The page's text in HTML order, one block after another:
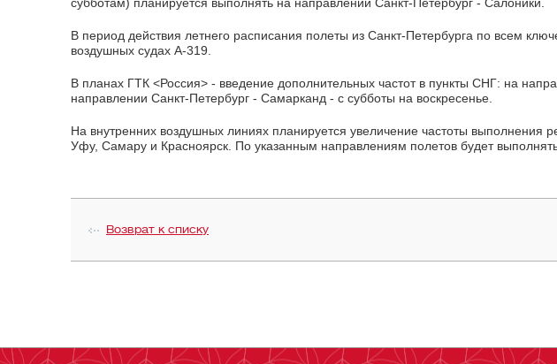
В период действия летнего расписания полеты из Санкт-Петербурга по всем
воздушных судах A-319.
В планах ГТК <Россия> - введение дополнительных частот в пункты СНГ: на
направлении Санкт-Петербург - Самарканд - с субботы на воскресенье.
На внутренних воздушных линиях планируется увеличение частоты
Уфу, Самару и Красноярск. По указанным направлениям полетов будет
Возврат к списку